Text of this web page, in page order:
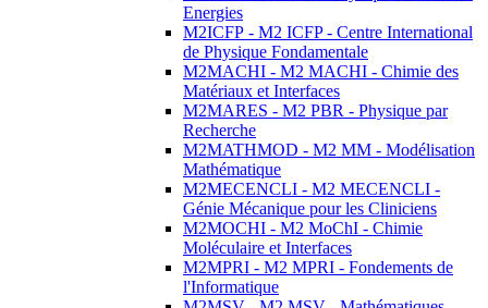
Energies
M2ICFP - M2 ICFP - Centre International
de Physique Fondamentale
M2MACHI - M2 MACHI - Chimie des
Matériaux et Interfaces
M2MARES - M2 PBR - Physique par
Recherche
M2MATHMOD - M2 MM - Modélisation
Mathématique
M2MECENCLI - M2 MECENCLI -
Génie Mécanique pour les Cliniciens
M2MOCHI - M2 MoChI - Chimie
Moléculaire et Interfaces
M2MPRI - M2 MPRI - Fondements de
l'Informatique